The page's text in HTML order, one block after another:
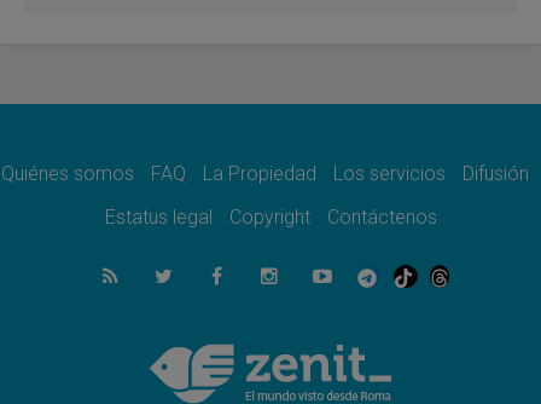
07.08.2026
07.08.2026
el compromiso del cristiano"
La matanza de niños en Gaza no cesa: 300
muertos en 300 días
Tagle: La guerra desfigura el mundo, solo la
revelación de Dios lo transfigura
Quiénes somos FAQ La Propiedad Los servicios
Difusión
Estatus legal
Copyright Contáctenos